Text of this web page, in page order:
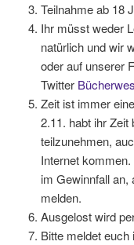
Teilnahme ab 18
Ihr müsst weder
natürlich und wir
oder auf unserer
Twitter
Zeit ist immer
2.11. habt ihr
teilzunehmen,
Internet
im Gewinnfall
melden.
Ausgelost wird
Bitte meldet